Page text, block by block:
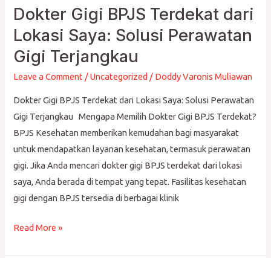
Dokter Gigi BPJS Terdekat dari
Lokasi Saya: Solusi Perawatan
Gigi Terjangkau
Leave a Comment /Uncategorized / Doddy Varonis Muliawan
Dokter Gigi BPJS Terdekat dari Lokasi Saya: Solusi Perawatan
Gigi Terjangkau Mengapa Memilih Dokter Gigi BPJS Terdekat?
BPJS Kesehatan memberikan kemudahan bagi masyarakat
untuk mendapatkan layanan kesehatan, termasuk perawatan
gigi. Jika Anda mencari dokter gigi BPJS terdekat dari lokasi
saya, Anda berada di tempat yang tepat. Fasilitas kesehatan
gigi dengan BPJS tersedia di berbagai klinik
Dokter
Gigi
BPJS
Terdekat
dari
Read More »